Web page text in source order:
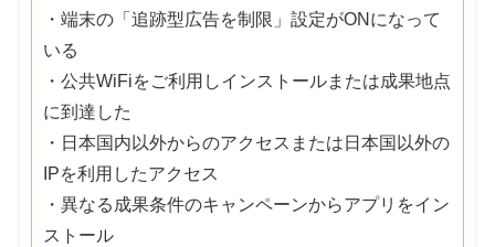
・端末の「追跡型広告を制限」設定がONになって
いる
・公共WiFiをご利用しインストールまたは成果地点
に到達した
・日本国内以外からのアクセスまたは日本国以外の
IPを利用したアクセス
・異なる成果条件のキャンペーンからアプリをイン
ストール